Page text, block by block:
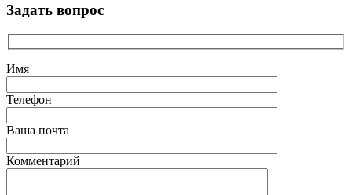
Задать вопрос
Имя
Телефон
Ваша почта
Комментарий